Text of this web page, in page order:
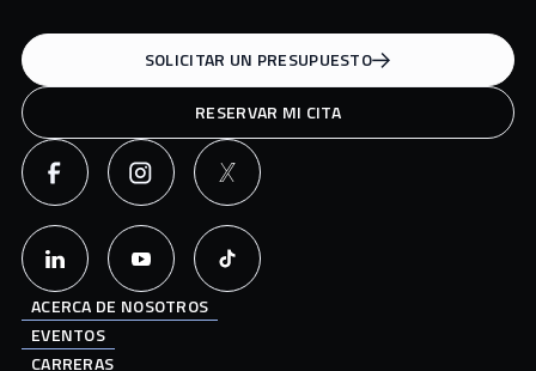
ACERCA DE NOSOTROS
EVENTOS
CARRERAS
SOLICITAR UN PRESUPUESTO
RESERVAR MI CITA